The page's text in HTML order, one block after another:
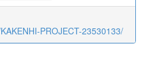
PROJECT-23530133/